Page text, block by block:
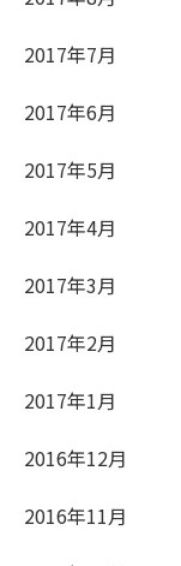
2017年7月
2017年6月
2017年5月
2017年4月
2017年3月
2017年2月
2017年1月
2016年12月
2016年11月